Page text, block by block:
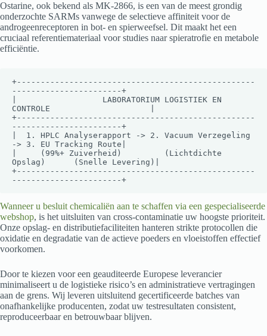
Ostarine, ook bekend als MK-2866, is een van de meest grondig
onderzochte SARMs vanwege de selectieve affiniteit voor de
androgeenreceptoren in bot- en spierweefsel. Dit maakt het een
cruciaal referentiemateriaal voor studies naar spieratrofie en metabole
efficiëntie.
+--------------------------------------------------
-----------------------+
|                  LABORATORIUM LOGISTIEK EN
CONTROLE                     |
+--------------------------------------------------
-----------------------+
|  1. HPLC Analyserapport -> 2. Vacuum Verzegeling
-> 3. EU Tracking Route|
|     (99%+ Zuiverheid)         (Lichtdichte
Opslag)      (Snelle Levering)|
+--------------------------------------------------
Wanneer u besluit chemicaliën aan te schaffen via een gespecialiseerde
webshop, is het uitsluiten van cross-contaminatie uw hoogste prioriteit.
Onze opslag- en distributiefaciliteiten hanteren strikte protocollen die
oxidatie en degradatie van de actieve poeders en vloeistoffen effectief
voorkomen.
Door te kiezen voor een geauditeerde Europese leverancier
minimaliseert u de logistieke risico’s en administratieve vertragingen
aan de grens. Wij leveren uitsluitend gecertificeerde batches van
onafhankelijke producenten, zodat uw testresultaten consistent,
reproduceerbaar en betrouwbaar blijven.